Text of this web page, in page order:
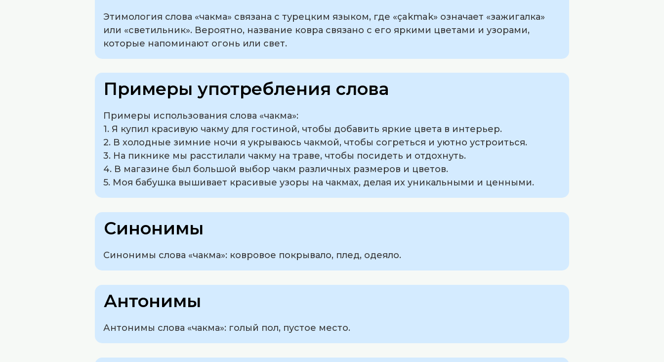
Этимология слова «чакма» связана с турецким языком, где «çakmak» означает «зажигалка»
или «светильник». Вероятно, название ковра связано с его яркими цветами и узорами,
которые напоминают огонь или свет.
Примеры употребления слова
Примеры использования слова «чакма»:
1. Я купил красивую чакму для гостиной, чтобы добавить яркие цвета в интерьер.
2. В холодные зимние ночи я укрываюсь чакмой, чтобы согреться и уютно устроиться.
3. На пикнике мы расстилали чакму на траве, чтобы посидеть и отдохнуть.
4. В магазине был большой выбор чакм различных размеров и цветов.
5. Моя бабушка вышивает красивые узоры на чакмах, делая их уникальными и ценными.
Синонимы
Синонимы слова «чакма»: ковровое покрывало, плед, одеяло.
Антонимы
Антонимы слова «чакма»: голый пол, пустое место.